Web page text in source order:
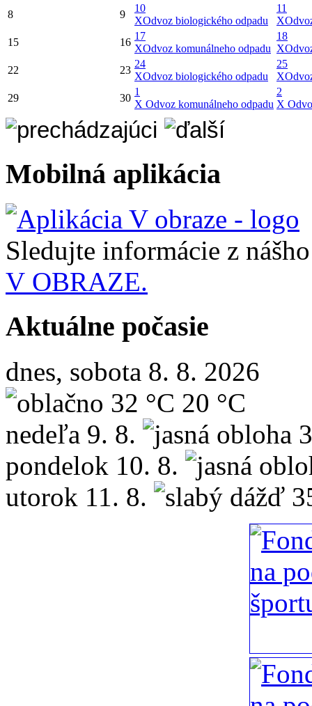
8
9
10
XOdvoz biologického odpadu
11
X
15
16
17
XOdvoz komunálneho odpadu
18
X
22
23
24
XOdvoz biologického odpadu
25
X
29
30
1
X Odvoz komunálneho odpadu
2
X
Mobilná aplikácia
Sledujte informácie z
V OBRAZE.
Aktuálne počasie
dnes, sobota 8. 8. 2026
32 °C 20 °C
nedeľa 9. 8.
pondelok 10. 8.
utorok 11. 8.